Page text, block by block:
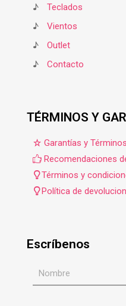
♪
Teclados
♪
Vientos
♪
Outlet
♪
Contacto
TÉRMINOS Y
Garantías y Términos
Recomendaciones
Términos y
Política de
Escríbenos